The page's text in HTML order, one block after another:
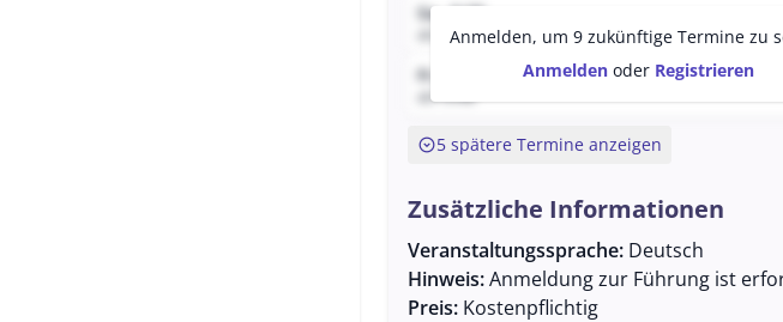
Sa., 8.08.
ab 16:56
Fr., 7.08.
ab 15:48
Anmelden, um 9 zukünftige Termine zu
Anmeldenoder Registrieren
expand_circle_down5 spätere Termine anzeigen
Zusätzliche Informationen
Veranstaltungssprache: Deutsch
Hinweis:Anmeldung zur Führung ist
Preis: Kostenpflichtig